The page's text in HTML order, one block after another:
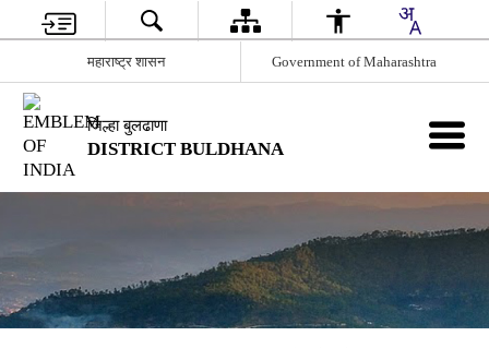
महाराष्ट्र शासन Government of Maharashtra
जिल्हा बुलढाणा
DISTRICT BULDHANA